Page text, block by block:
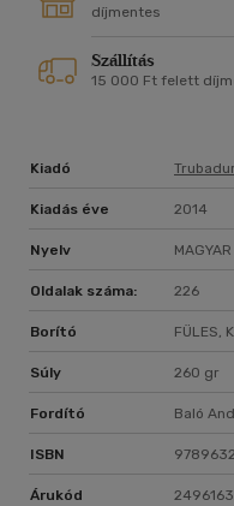
díjmentes
Szállítás
15 000 Ft felett
Kiadó
Kiadás éve 2014
Nyelv MAGYAR
Oldalak száma: 226
Borító FÜLES,
Súly 260 gr
Fordító Baló
ISBN
Árukód